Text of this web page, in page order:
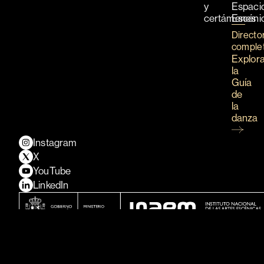
y
certámenes
la
Guía
de
la
danza
Instagram
X
YouTube
LinkedIn